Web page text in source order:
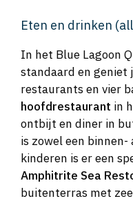
Eten en drinken
In het Blue Lagoon
standaard en geniet
restaurants en vier
hoofdrestaurant in
ontbijt en diner in
is zowel een
kinderen is er een
Amphitrite Sea
buitenterras met